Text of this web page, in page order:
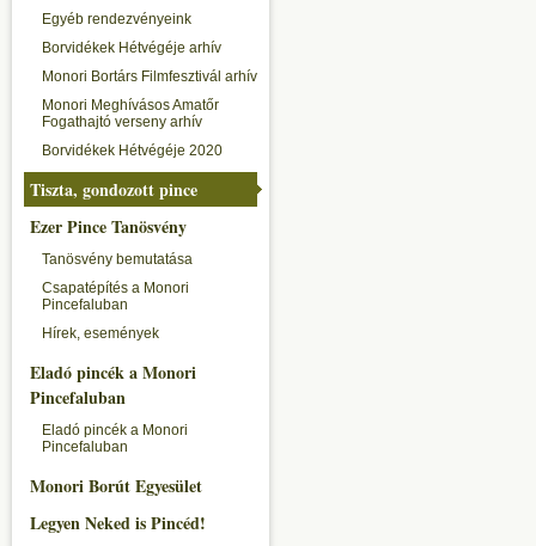
Egyéb rendezvényeink
Borvidékek Hétvégéje arhív
Monori Bortárs Filmfesztivál arhív
Monori Meghívásos Amatőr
Fogathajtó verseny arhív
Borvidékek Hétvégéje 2020
Tiszta, gondozott pince
Ezer Pince Tanösvény
Tanösvény bemutatása
Csapatépítés a Monori
Pincefaluban
Hírek, események
Eladó pincék a Monori
Pincefaluban
Eladó pincék a Monori
Pincefaluban
Monori Borút Egyesület
Legyen Neked is Pincéd!